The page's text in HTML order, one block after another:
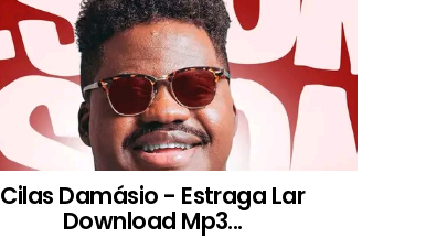
Cilas Damásio - Estraga Lar
Download Mp3...